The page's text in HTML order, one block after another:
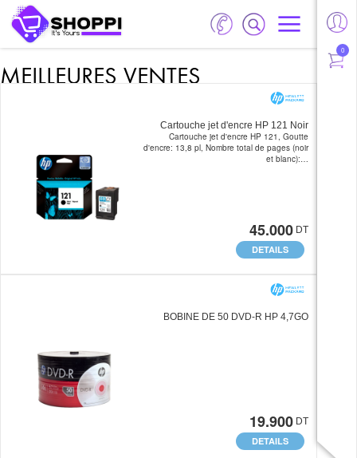
MEILLEURES VENTES
Cartouche jet d'encre HP 121 Noir
Cartouche jet d'encre HP 121, Goutte
d'encre: 13,8 pl, Nombre total de pages (noir
et blanc):…
45.000 DT
DETAILS
BOBINE DE 50 DVD-R HP 4,7GO
19.900 DT
DETAILS
0